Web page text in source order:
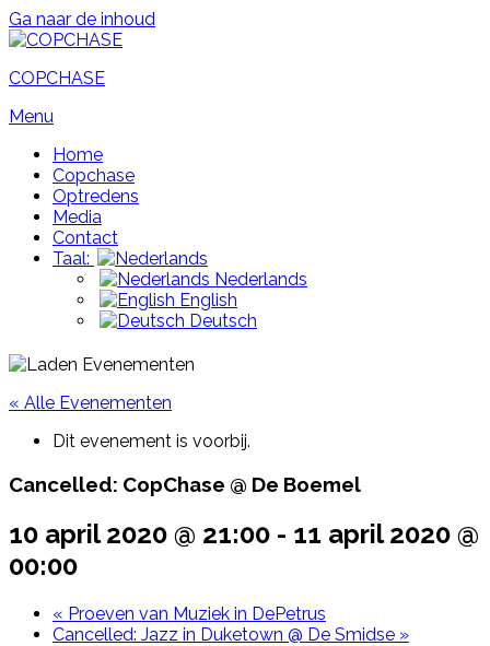
Ga naar de inhoud
COPCHASE
Menu
Home
Copchase
Optredens
Media
Contact
Taal:
Nederlands
English
Deutsch
« Alle Evenementen
Dit evenement is voorbij.
Cancelled: CopChase @ De Boemel
10 april 2020 @ 21:00 - 11 april 2020 @
00:00
« Proeven van Muziek in DePetrus
Cancelled: Jazz in Duketown @ De Smidse »